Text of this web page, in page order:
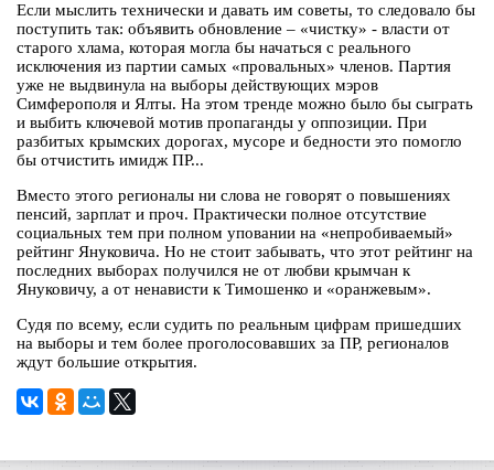
Если мыслить технически и давать им советы, то следовало бы
поступить так: объявить обновление – «чистку» - власти от
старого хлама, которая могла бы начаться с реального
исключения из партии самых «провальных» членов. Партия
уже не выдвинула на выборы действующих мэров
Симферополя и Ялты. На этом тренде можно было бы сыграть
и выбить ключевой мотив пропаганды у оппозиции. При
разбитых крымских дорогах, мусоре и бедности это помогло
бы отчистить имидж ПР...
Вместо этого регионалы ни слова не говорят о повышениях
пенсий, зарплат и проч. Практически полное отсутствие
социальных тем при полном уповании на «непробиваемый»
рейтинг Януковича. Но не стоит забывать, что этот рейтинг на
последних выборах получился не от любви крымчан к
Януковичу, а от ненависти к Тимошенко и «оранжевым».
Судя по всему, если судить по реальным цифрам пришедших
на выборы и тем более проголосовавших за ПР, регионалов
ждут большие открытия.